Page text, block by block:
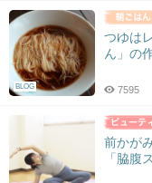
BLOG
つゆは
ん」の
7595
前かが
「脇腹